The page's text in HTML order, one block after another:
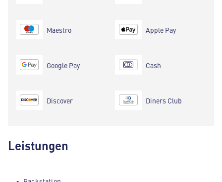
Maestro
Google Pay
Discover
Apple Pay
Cash
Diners Club
Leistungen